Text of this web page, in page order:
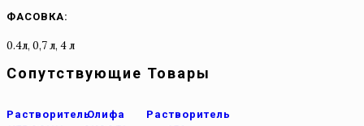
ФАСОВКА:
0.4л, 0,7 л, 4 л
Сопутствующие Товары
РастворительОлифа
Растворитель